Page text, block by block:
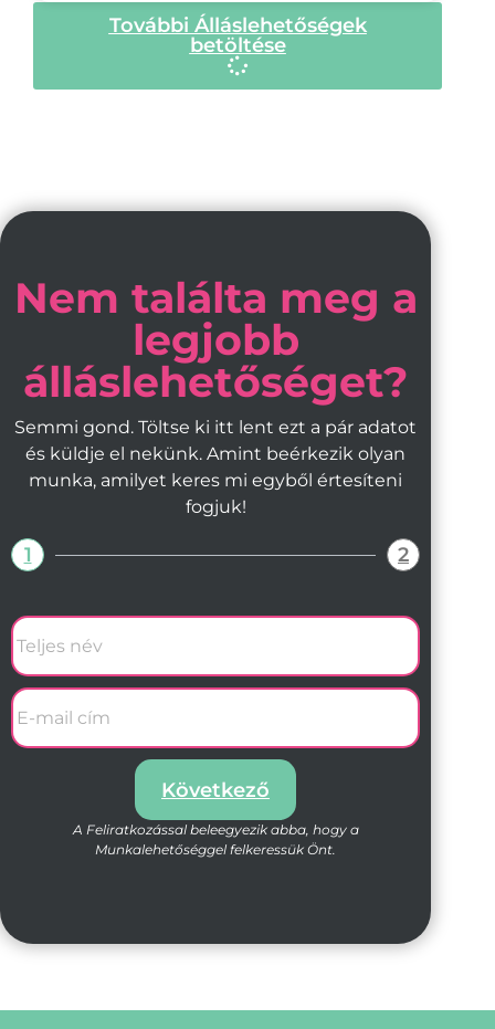
További Álláslehetőségek
betöltése
Nem találta meg a
legjobb
álláslehetőséget?
Semmi gond. Töltse ki itt lent ezt a pár adatot
és küldje el nekünk. Amint beérkezik olyan
munka, amilyet keres mi egyből értesíteni
fogjuk!
1 2
Következő
A Feliratkozással beleegyezik abba, hogy a
Munkalehetőséggel felkeressük Önt.